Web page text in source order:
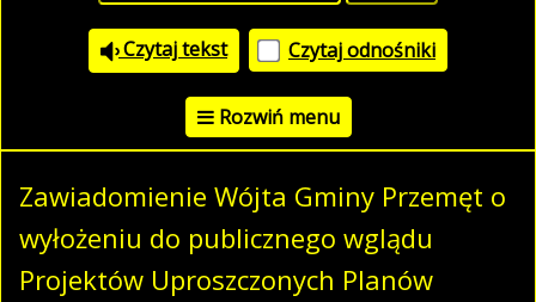
Czytaj tekst Czytaj odnośniki
Rozwiń menu
Zawiadomienie Wójta Gminy Przemęt o
wyłożeniu do publicznego wglądu
Projektów Uproszczonych Planów